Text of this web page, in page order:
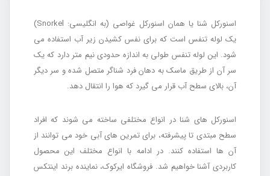
اسنورکل شنا یا همان اسنورکل غواصی (به انگلیسی: Snorkel)
یک لوله تنفس است که برای نفس کشیدن زیر آب استفاده می
شود. این لوله تنفس طولی به اندازه حدودی نیم متر دارد که یک
سر آن از طریق ماسک به دهان فرد شناگر متصل شده و سر دیگر
آن، بالای سطح آب قرار می گیرد که هوا را انتقال دهد.
اسنورکل های شنا در انواع مختلفی ساخته می شوند که افراد
سطح مبتدی تا پیشرفته، برای تمرین های آبی خود می توانند از
آن ها استفاده کنند. در ادامه با انواع مختلف این محصول
کاربردی آشنا خواهیم شد. فروشگاه ایرکوک، نماینده برند اینتکس